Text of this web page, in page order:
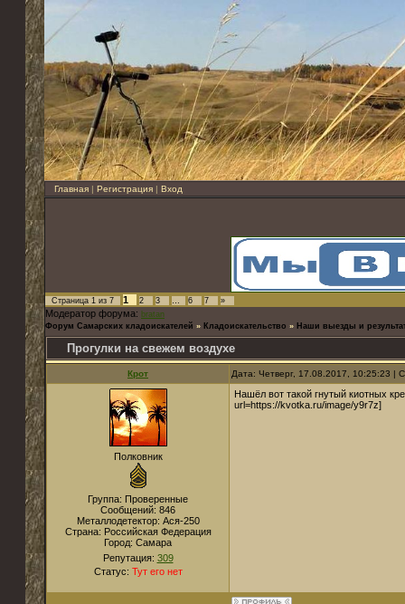
Главная | Регистрация | Вход
Страница 1 из 7 1 2 3 … 6 7 »
Модератор форума: bratan
Форум Самарских кладоискателей » Кладоискательство » Наши выезды и
Прогулки на свежем воздухе
Крот Дата: Четверг, 17.08.2017, 10:25:23 |
Полковник
Группа: Проверенные
Сообщений: 846
Металлодетектор: Ася-250
Страна: Российская Федерация
Город: Самара
Репутация: 309
Статус: Тут его нет
Нашёл вот такой гнутый киотных
url=https://kvotka.ru/image/y9r7z]